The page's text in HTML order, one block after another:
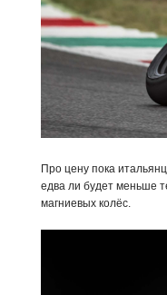
Про цену пока
едва ли будет меньше
магниевых колёс.